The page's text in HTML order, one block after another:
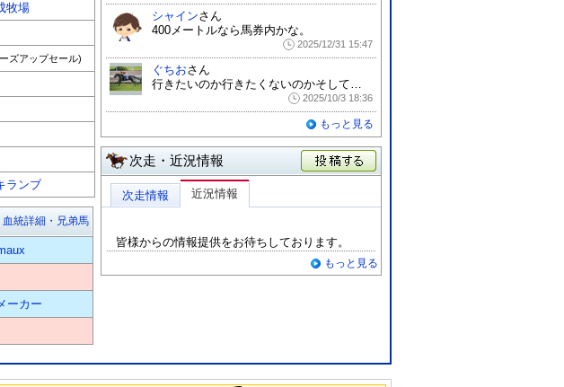
牧場
ズアップセール)
ランブ
血統詳細・兄弟馬
ーカー
シャインさん
400メートルなら馬券内かな。
2025/12/31 15:47
ぐちおさん
行きたいのか行きたくないのかそして伸びな...
2025/10/3 18:36
もっと見る
次走・近況情報
次走情報 近況情報
皆様からの情報提供をお待ちしております。
もっと見る